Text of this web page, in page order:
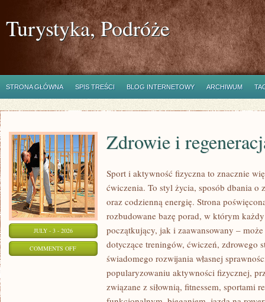
Turystyka, Podróże
STRONA GŁÓWNA SPIS TREŚCI BLOG INTERNETOWY ARCHIWUM
JULY - 3 - 2026
COMMENTS OFFON
REGENERACJA
Zdrowie i
Sport i aktywność fizyczna to znacznie
ćwiczenia. To styl życia, sposób dbania o
oraz codzienną energię. Strona
rozbudowane bazę porad, w którym
początkujący, jak i zaawansowany –
dotyczące treningów, ćwiczeń, zdrowego
świadomego rozwijania własnej
popularyzowaniu aktywności fizycznej,
związane z siłownią, fitnessem, sportami